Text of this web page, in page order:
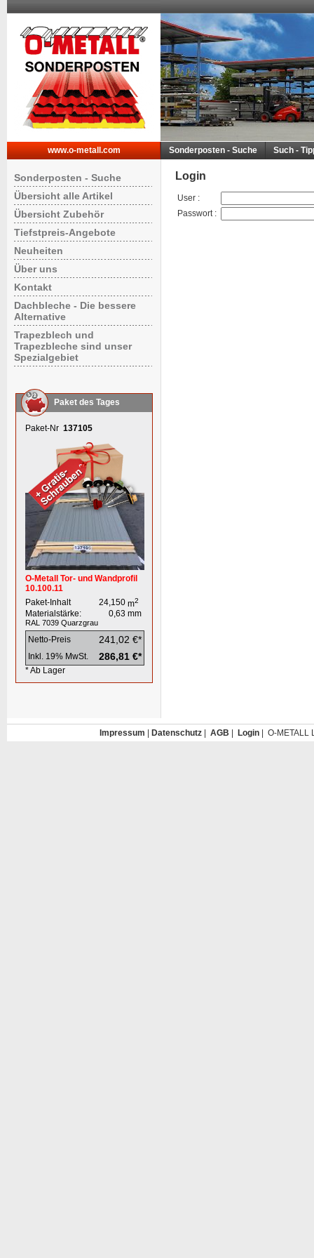
www.o-metall.com Sonderposten - Suche Such -
Sonderposten - Suche
Übersicht alle Artikel
Übersicht Zubehör
Tiefstpreis-Angebote
Neuheiten
Über uns
Kontakt
Dachbleche - Die bessere
Alternative
Trapezblech und
Trapezbleche sind unser
Spezialgebiet
Paket des Tages
Paket-Nr 137105
O-Metall Tor- und Wandprofil
10.100.11
Paket-Inhalt
24,150 m2
Materialstärke: 0,63 mm
RAL 7039 Quarzgrau
Netto-Preis 241,02 €*
Inkl. 19% MwSt. 286,81 €*
* Ab Lager
Login
User :
Passwort:
Impressum Datenschutz| AGB Login| O-METALL